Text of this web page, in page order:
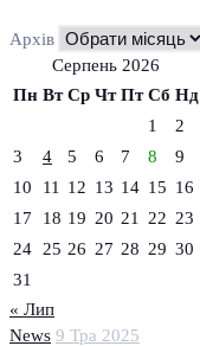
News 9 Тра 2025
Архів
Серпень 2026
Пн Вт Ср Чт Пт Сб Нд
1
2
3
4 5 6 7 8
9
10
11 12 13 14 15 16
17
18 19 20 21 22 23
24
25 26 27 28 29 30
31
« Лип